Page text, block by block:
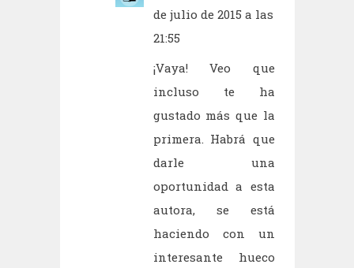
de julio de 2015 a las
21:55
¡Vaya! Veo que
incluso te ha
gustado más que la
primera. Habrá que
darle una
oportunidad a esta
autora, se está
haciendo con un
interesante hueco